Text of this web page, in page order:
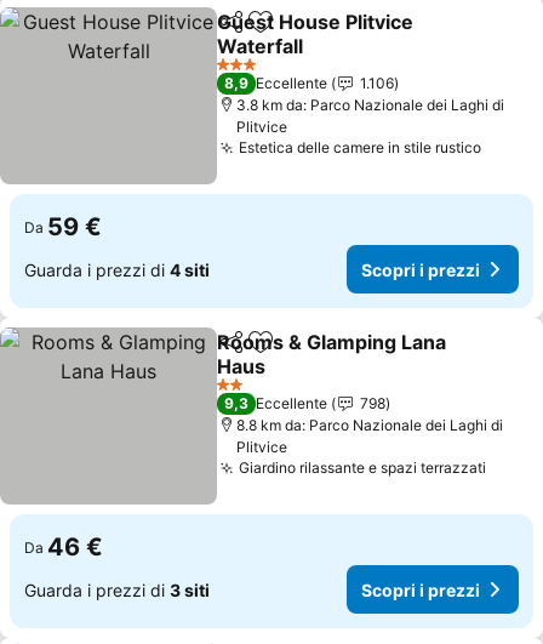
CondividiAggiungi ai preferiti
Guest House Plitvice
Waterfall
Scopri i prezzi
3 Stelle
8,9 Eccellente
1.106
3.8 km da: Parco Nazionale dei Laghi di
Plitvice
Estetica delle camere in stile rustico
Da 59 €
Guarda i prezzi di 4 siti Scopri i prezzi
CondividiAggiungi ai preferiti
Rooms & Glamping Lana
Haus
Scopri i prezzi
2 Stelle
9,3 Eccellente
798
8.8 km da: Parco Nazionale dei Laghi di
Plitvice
Giardino rilassante e spazi terrazzati
Da 46 €
Guarda i prezzi di 3 siti Scopri i prezzi